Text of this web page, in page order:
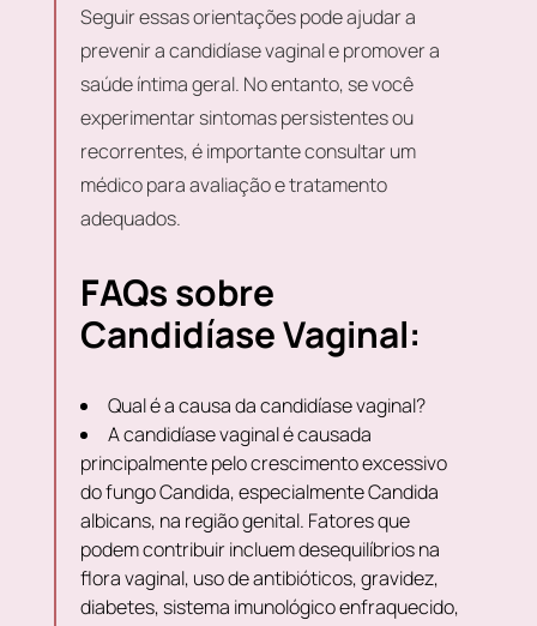
Seguir essas orientações pode ajudar a
prevenir a candidíase vaginal e promover a
saúde íntima geral. No entanto, se você
experimentar sintomas persistentes ou
recorrentes, é importante consultar um
médico para avaliação e tratamento
adequados.
FAQs sobre
Candidíase Vaginal:
Qual é a causa da candidíase vaginal?
A candidíase vaginal é causada
principalmente pelo crescimento excessivo
do fungo Candida, especialmente Candida
albicans, na região genital. Fatores que
podem contribuir incluem desequilíbrios na
flora vaginal, uso de antibióticos, gravidez,
diabetes, sistema imunológico enfraquecido,